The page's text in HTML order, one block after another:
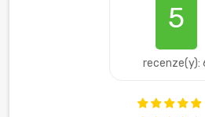
5
recenze(y):